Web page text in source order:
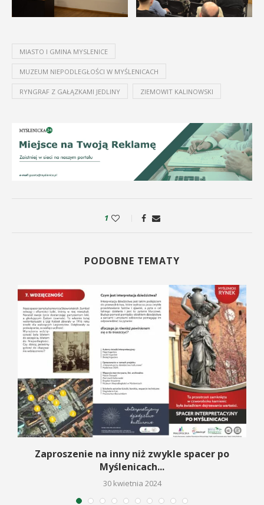
MIASTO I GMINA MYSLENICE
MUZEUM NIEPODLEGŁOŚCI W MYŚLENICACH
RYNGRAF Z GAŁĄZKAMI JEDLINY ZIEMOWIT KALINOWSKI
1
PODOBNE TEMATY
Zaproszenie na inny niż zwykle spacer po
Myślenicach...
30 kwietnia 2024